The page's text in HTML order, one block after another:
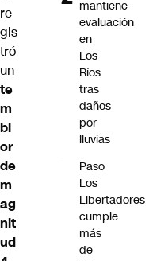
re
gis
tró
un
te
m
bl
or
de
m
ag
nit
ud
mantiene
evaluación
en
Los
Ríos
tras
daños
por
lluvias
Paso
Los
Libertadores
cumple
más
de